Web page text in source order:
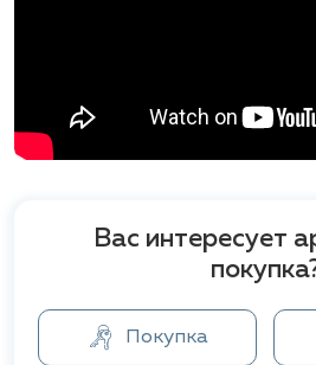
Вас интересует
Покупка